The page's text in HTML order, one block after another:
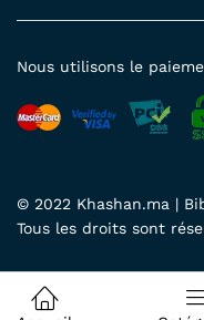
© 2022 Khashan.ma |
Tous les droits sont
Nous utilisons le